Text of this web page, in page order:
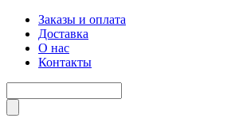
Заказы и оплата
Доставка
О нас
Контакты